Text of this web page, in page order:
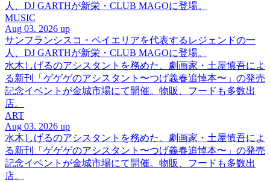
人、DJ GARTHが新栄・CLUB MAGOに登場。
MUSIC
Aug 03. 2026 up
サンフランシスコ・ベイエリアを代表するレジェンドの一
人、DJ GARTHが新栄・CLUB MAGOに登場。
水木しげるのアシスタントを務めた、劇画家・土屋慎吾によ
る新刊「ゲゲゲのアシスタント〜つげ義春追悼本〜」の発売
記念イベントが金城市場にて開催。物販、フードも多数出
店。
ART
Aug 03. 2026 up
水木しげるのアシスタントを務めた、劇画家・土屋慎吾によ
る新刊「ゲゲゲのアシスタント〜つげ義春追悼本〜」の発売
記念イベントが金城市場にて開催。物販、フードも多数出
店。